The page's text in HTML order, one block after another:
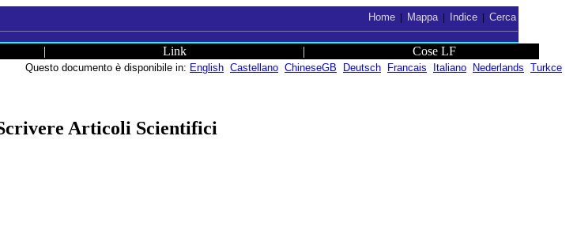
Home| Mappa| Indice| Cerca
| Link | Cose LF
Questo documento è disponibile in: English Castellano ChineseGB Deutsch Francais Italiano Nederlands Turkce
Articoli Scientifici